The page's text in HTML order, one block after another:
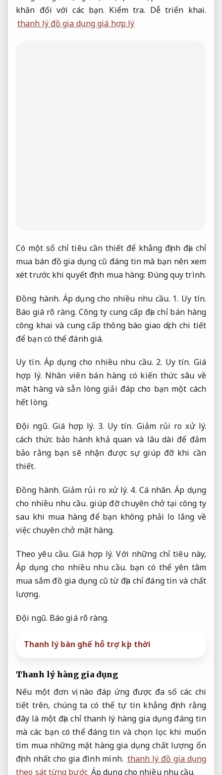
khăn đối với các bạn. Kiểm tra. Dễ triển khai.
thanh lý đồ gia dụng giá hợp lý
Có một số chỉ tiêu cần thiết để khẳng định địa chỉ
mua bán đồ gia dụng cũ đáng tin mà bạn nên xem
xét trước khi quyết định mua hàng: Đúng quy trình.
Đồng hành. Áp dụng cho nhiều nhu cầu. 1. Uy tín.
Báo giá rõ ràng. Công ty cung cấp địa chỉ bán hàng
công khai và cung cấp thông báo giao dịch chi tiết
để bạn có thể đánh giá.
Uy tín. Áp dụng cho nhiều nhu cầu. 2. Uy tín. Giá
hợp lý. Nhân viên bán hàng có kiến thức sâu về
mặt hàng và sẵn lòng giải đáp cho bạn một cách
hết lòng.
Đội ngũ. Giá hợp lý. 3. Uy tín. Giảm rủi ro xử lý.
cách thức bảo hành khả quan và lâu dài để đảm
bảo rằng bạn sẽ nhận được sự giúp đỡ khi cần
thiết.
Đồng hành. Giảm rủi ro xử lý. 4. Cá nhân. Áp dụng
cho nhiều nhu cầu. giúp đỡ chuyên chở tại công ty
sau khi mua hàng để bạn không phải lo lắng về
việc chuyên chở mặt hàng.
Theo yêu cầu. Giá hợp lý. Với những chỉ tiêu này,
Áp dụng cho nhiều nhu cầu. bạn có thể yên tâm
mua sắm đồ gia dụng cũ từ địa chỉ đáng tin và chất
lượng.
Đội ngũ. Báo giá rõ ràng.
Thanh lý bàn ghế hỗ trợ kịp thời
Thanh lý hàng gia dụng
Nếu một đơn vị nào đáp ứng được đa số các chi
tiết trên, chúng ta có thể tự tin khẳng định rằng
đây là một địa chỉ thanh lý hàng gia dụng đáng tin
mà các bạn có thể đáng tin và chọn lọc khi muốn
tìm mua những mặt hàng gia dụng chất lượng ổn
định nhất cho gia đình mình. thanh lý đồ gia dụng
theo sát từng bước Áp dụng cho nhiều nhu cầu.